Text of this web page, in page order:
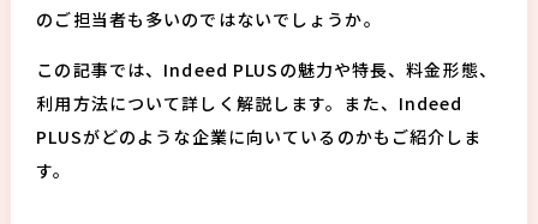
のご担当者も多いのではないでしょうか。
この記事では、Indeed PLUSの魅力や特長、料金形態、
利用方法について詳しく解説します。また、Indeed
PLUSがどのような企業に向いているのかもご紹介しま
す。